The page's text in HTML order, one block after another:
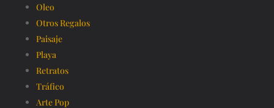
Oleo
Otros Regalos
Paisaje
Playa
Retratos
Tráfico
Arte Pop